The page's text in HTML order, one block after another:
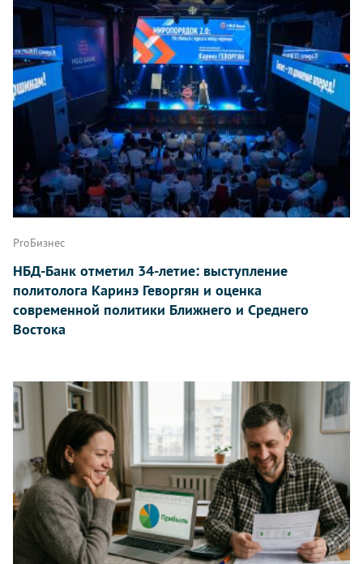
ProБизнес
НБД-Банк отметил 34-летие: выступление
политолога Каринэ Геворгян и оценка
современной политики Ближнего и Среднего
Востока